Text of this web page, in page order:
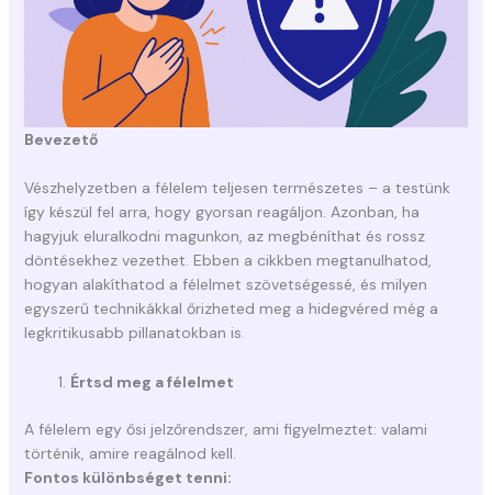
Bevezető
Vészhelyzetben a félelem teljesen természetes – a testünk
így készül fel arra, hogy gyorsan reagáljon. Azonban, ha
hagyjuk eluralkodni magunkon, az megbéníthat és rossz
döntésekhez vezethet. Ebben a cikkben megtanulhatod,
hogyan alakíthatod a félelmet szövetségessé, és milyen
egyszerű technikákkal őrizheted meg a hidegvéred még a
legkritikusabb pillanatokban is.
Értsd meg a félelmet
A félelem egy ősi jelzőrendszer, ami figyelmeztet: valami
történik, amire reagálnod kell.
Fontos különbséget tenni: